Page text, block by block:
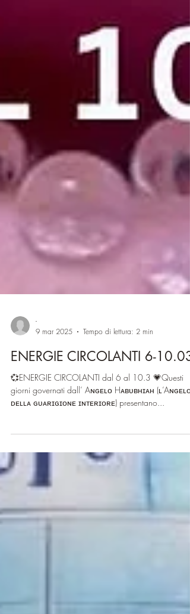
-
9 mar 2025
Tempo di lettura: 2 min
💞ENERGIE CIRCOLANTI dal 6 al 10.3 💗Questi
giorni governati dall’ Aɴɢᴇʟᴏ Hᴀʙᴜʙʜɪᴀʜ (ʟ’Aɴɢᴇʟᴏ
ᴅᴇʟʟᴀ ɢᴜᴀʀɪɢɪᴏɴᴇ ɪɴᴛᴇʀɪᴏʀᴇ) presentano...